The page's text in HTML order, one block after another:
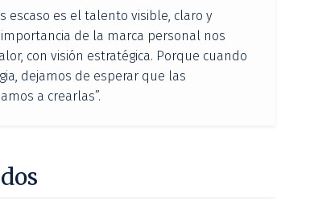
escaso es el talento visible, claro y
de la marca personal nos
con visión estratégica. Porque cuando
dejamos de esperar que las
a crearlas”.